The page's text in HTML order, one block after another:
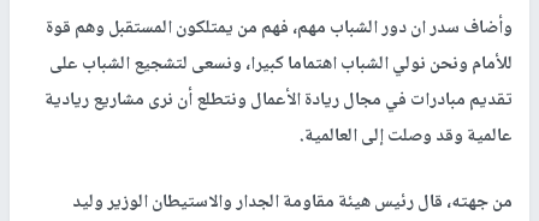
وأضاف سدر ان دور الشباب مهم، فهم من يمتلكون المستقبل وهم قوة
للأمام ونحن نولي الشباب اهتماما كبيرا، ونسعى لتشجيع الشباب على
تقديم مبادرات في مجال ريادة الأعمال ونتطلع أن نرى مشاريع ريادية
عالمية وقد وصلت إلى العالمية.
من جهته، قال رئيس هيئة مقاومة الجدار والاستيطان الوزير وليد